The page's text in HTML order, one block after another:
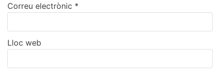
Correu electrònic *
Lloc web